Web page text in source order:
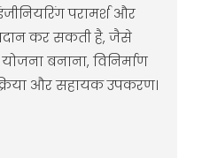
परामर्श और
कर सकती है, जैसे
बनाना, विनिर्माण
और सहायक उपकरण।